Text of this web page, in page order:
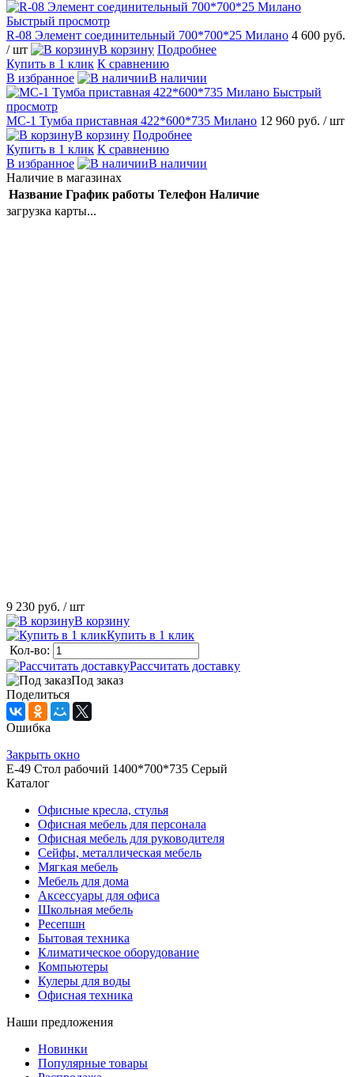
Быстрый просмотр
R-08 Элемент соединительный 700*700*25 Милано 4 600 руб.
/ шт
В корзину Подробнее
Купить в 1 клик К сравнению
В избранное
В наличии
Быстрый
просмотр
MC-1 Тумба приставная 422*600*735 Милано 12 960 руб. / шт
В корзину Подробнее
Купить в 1 клик К сравнению
В избранное
В наличии
Наличие в магазинах
Название График работы Телефон Наличие
загрузка карты...
9 230 руб. / шт
В корзину
Купить в 1 клик
Кол-во:
Рассчитать доставку
Под заказ
Поделиться
Ошибка
Закрыть окно
E-49 Стол рабочий 1400*700*735 Серый
Каталог
Офисные кресла, стулья
Офисная мебель для персонала
Офисная мебель для руководителя
Сейфы, металлическая мебель
Мягкая мебель
Мебель для дома
Аксессуары для офиса
Школьная мебель
Ресепшн
Бытовая техника
Климатическое оборудование
Компьютеры
Кулеры для воды
Офисная техника
Наши предложения
Новинки
Популярные товары